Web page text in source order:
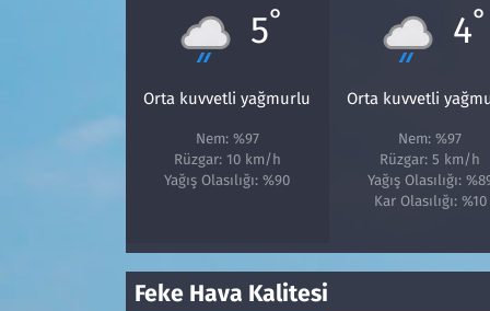
5°
Orta kuvvetli yağmurlu
Nem: %97
Rüzgar: 10 km/h
Yağış Olasılığı: %90
4°
Orta kuvvetli
Nem: %97
Rüzgar: 5 km/h
Yağış Olasılığı:
Kar Olasılığı: %10
Feke Hava Kalitesi